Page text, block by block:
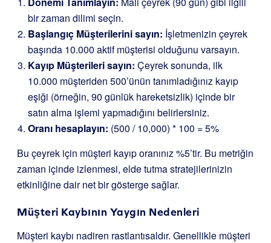
bir zaman dilimi seçin.
Başlangıç Müşterilerini sayın: İşletmenizin çeyrek
başında 10.000 aktif müşterisi olduğunu varsayın.
Kayıp Müşterileri sayın: Çeyrek sonunda, ilk
10.000 müşteriden 500’ünün tanımladığınız kayıp
eşiği (örneğin, 90 günlük hareketsizlik) içinde bir
satın alma işlemi yapmadığını belirlersiniz.
Oranı hesaplayın: (500 / 10,000) * 100 = 5%
Bu çeyrek için müşteri kayıp oranınız %5’tir. Bu metriğin
zaman içinde izlenmesi, elde tutma stratejilerinizin
etkinliğine dair net bir gösterge sağlar.
Müşteri Kaybının Yaygın Nedenleri
Müşteri kaybı nadiren rastlantısaldır. Genellikle müşteri